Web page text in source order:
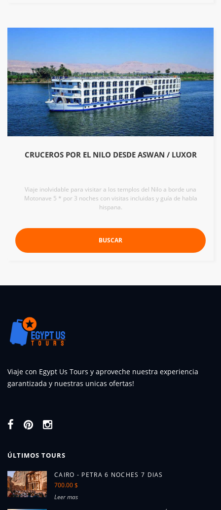
CRUCEROS POR EL NILO DESDE ASWAN / LUXOR
Viaje inolvidable para visitar a los templos del Nilo a borde una
Motonave 5 * por 3 noches con visitas incluidas y guía de habla
hispana.
BUSCAR
Viaje con Egypt Us Tours y aproveche nuestra experiencia
garantizada y nuestras unicas ofertas!
ÚLTIMOS TOURS
CAIRO - PETRA 6 NOCHES 7 DIAS
700.00 $
Leer mas